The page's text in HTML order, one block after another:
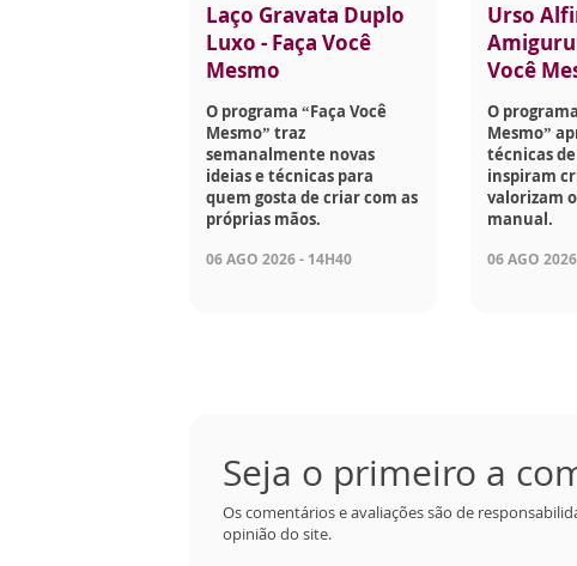
Laço Gravata Duplo
Luxo - Faça Você
Mesmo
O programa “Faça Você
Mesmo” traz
semanalmente novas
ideias e técnicas para
quem gosta de criar com as
próprias mãos.
06 AGO 2026 - 14H40
Urso
Você
O
Mesmo”
técnicas
inspiram
valorizam
manual.
06 AGO
Seja o primeiro a
Os comentários e avaliações são de
opinião do site.